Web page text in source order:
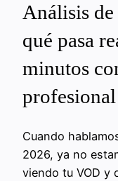
Análisis
qué pasa
minutos
profesional
Cuando
2026, ya no
viendo tu VOD y